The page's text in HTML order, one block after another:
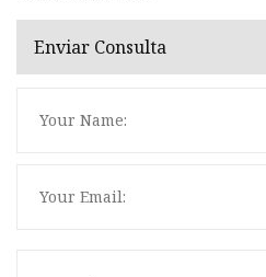
Enviar Consulta